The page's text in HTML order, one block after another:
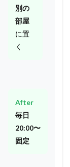
別の
部屋
に置
く
After
毎日
20:00〜
固定